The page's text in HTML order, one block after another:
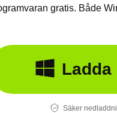
gratis. Både
Ladda
Säker